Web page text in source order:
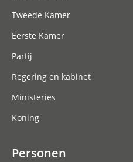
Tweede Kamer
Eerste Kamer
Partij
Regering en kabinet
Ministeries
Koning
Personen